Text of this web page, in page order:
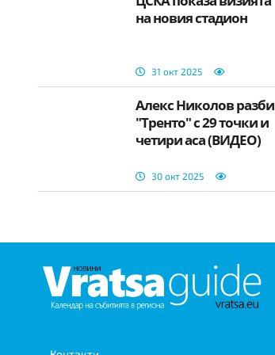
на новия стадион
31 окт 2025
Алекс Николов разби
"Тренто" с 29 точки и
четири аса (ВИДЕО)
30 окт 2025